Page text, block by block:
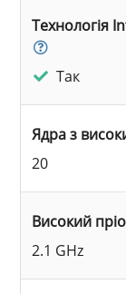
Технологія
Так
Ядра з
20
Високий
2.1 GHz